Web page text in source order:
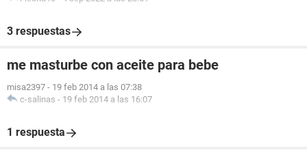
3 respuestas
me masturbe con aceite para bebe
misa2397 - 19 feb 2014 a las 07:38
c-salinas - 19 feb 2014 a las 16:07
1 respuesta